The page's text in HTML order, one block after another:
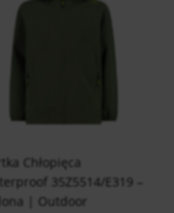
Chłopięca
35Z5514/E319 –
| Outdoor